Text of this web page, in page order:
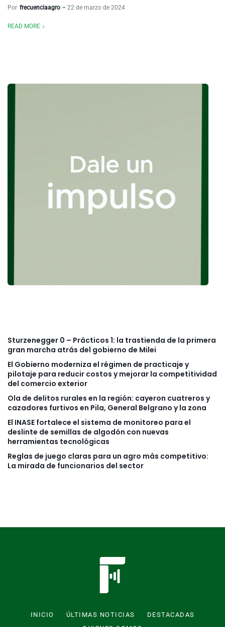
Por frecuenciaagro 22 de marzo de 2024
READ MORE
Sturzenegger 0 – Prácticos 1: la trastienda de la primera
gran marcha atrás del gobierno de Milei
El Gobierno moderniza el régimen de practicaje y
pilotaje para reducir costos y mejorar la competitividad
del comercio exterior
Ola de delitos rurales en la región: cayeron cuatreros y
cazadores furtivos en Pila, General Belgrano y la zona
El INASE fortalece el sistema de monitoreo para el
deslinte de semillas de algodón con nuevas
herramientas tecnológicas
Reglas de juego claras para un agro más competitivo:
La mirada de funcionarios del sector
INICIO ÚLTIMAS NOTICIAS
DESTACADAS